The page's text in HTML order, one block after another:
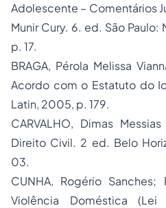
Adolescente – Comentários
Munir Cury. 6. ed. São
p. 17.
BRAGA, Pérola Melissa
Acordo com o Estatuto do
Latin, 2005, p. 179.
CARVALHO, Dimas
Direito Civil. 2 ed. Belo
03.
CUNHA, Rogério Sanches;
Violência Doméstica